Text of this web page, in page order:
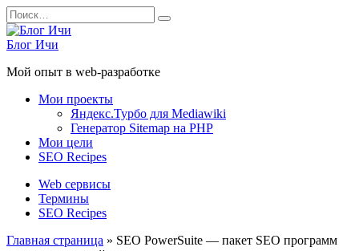
Перейти
к
содержанию
Search
for:
Блог Ичи
Мой опыт в web-разработке
Мои проекты
Яндекс.Турбо для Mediawiki
Генератор Sitemap на PHP
Мои цели
SEO Recipes
Web сервисы
Термины
SEO Recipes
Главная страница » SEO PowerSuite — пакет SEO программ